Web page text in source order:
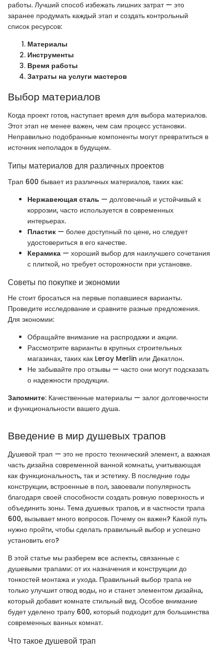
работы. Лучший способ избежать лишних затрат — это
заранее продумать каждый этап и создать контрольный
список ресурсов:
Материалы
Инструменты
Время работы
Затраты на услуги мастеров
Выбор материалов
Когда проект готов, наступает время для выбора материалов.
Этот этап не менее важен, чем сам процесс установки.
Неправильно подобранные компоненты могут превратиться в
источник неполадок в будущем.
Типы материалов для различных проектов
Трап 600 бывает из различных материалов, таких как:
Нержавеющая сталь — долговечный и устойчивый к
коррозии, часто используется в современных
интерьерах.
Пластик — более доступный по цене, но следует
удостовериться в его качестве.
Керамика — хороший выбор для наилучшего сочетания
с плиткой, но требует осторожности при установке.
Советы по покупке и экономии
Не стоит бросаться на первые попавшиеся варианты.
Проведите исследование и сравните разные предложения.
Для экономии:
Обращайте внимание на распродажи и акции.
Рассмотрите варианты в крупных строительных
магазинах, таких как Leroy Merlin или Декатлон.
Не забывайте про отзывы — часто они могут подсказать
о надежности продукции.
Запомните: Качественные материалы — залог долговечности
и функциональности вашего душа.
Введение в мир душевых трапов
Душевой трап — это не просто технический элемент, а важная
часть дизайна современной ванной комнаты, учитывающая
как функциональность, так и эстетику. В последние годы
конструкции, встроенные в пол, завоевали популярность
благодаря своей способности создать ровную поверхность и
объединить зоны. Тема душевых трапов, и в частности трапа
600, вызывает много вопросов. Почему он важен? Какой путь
нужно пройти, чтобы сделать правильный выбор и успешно
установить его?
В этой статье мы разберем все аспекты, связанные с
душевыми трапами: от их назначения и конструкции до
тонкостей монтажа и ухода. Правильный выбор трапа не
только улучшит отвод воды, но и станет элементом дизайна,
который добавит комнате стильный вид. Особое внимание
будет уделено трапу 600, который подходит для большинства
современных ванных комнат.
Что такое душевой трап